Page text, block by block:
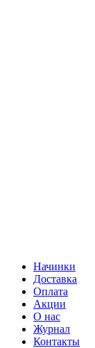
Начинки
Доставка
Оплата
Акции
О нас
Журнал
Контакты